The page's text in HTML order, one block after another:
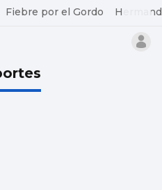
Fiebre por el Gordo